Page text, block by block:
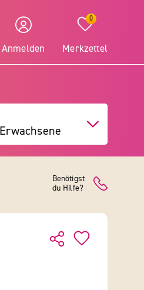
Anmelden
0
Merkzettel
Benötigst
du Hilfe?